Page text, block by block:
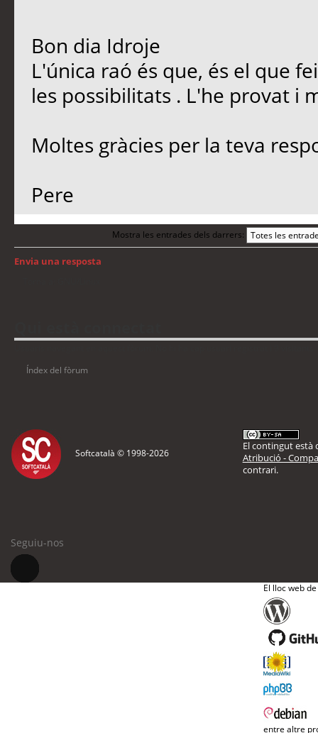
Bon dia Idroje
L'única raó és que, és el que
les possibilitats . L'he provat i
Moltes gràcies per la teva
Pere
Mostra les entrades dels darrers:
Envia una resposta
Índex del fòrum
Softcatalà © 1998-2026
El contingut està
Atribució -
contrari.
Seguiu-nos
El lloc web
entre altre